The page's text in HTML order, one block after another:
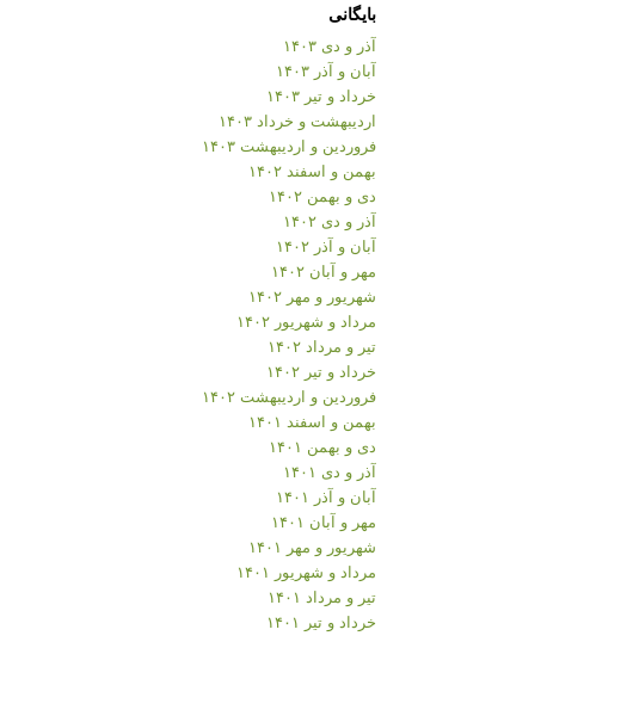
بایگانی
آذر و دی ۱۴۰۳
آبان و آذر ۱۴۰۳
خرداد و تیر ۱۴۰۳
اردیبهشت و خرداد ۱۴۰۳
فروردین و اردیبهشت ۱۴۰۳
بهمن و اسفند ۱۴۰۲
دی و بهمن ۱۴۰۲
آذر و دی ۱۴۰۲
آبان و آذر ۱۴۰۲
مهر و آبان ۱۴۰۲
شهریور و مهر ۱۴۰۲
مرداد و شهریور ۱۴۰۲
تیر و مرداد ۱۴۰۲
خرداد و تیر ۱۴۰۲
فروردین و اردیبهشت ۱۴۰۲
بهمن و اسفند ۱۴۰۱
دی و بهمن ۱۴۰۱
آذر و دی ۱۴۰۱
آبان و آذر ۱۴۰۱
مهر و آبان ۱۴۰۱
شهریور و مهر ۱۴۰۱
مرداد و شهریور ۱۴۰۱
تیر و مرداد ۱۴۰۱
خرداد و تیر ۱۴۰۱